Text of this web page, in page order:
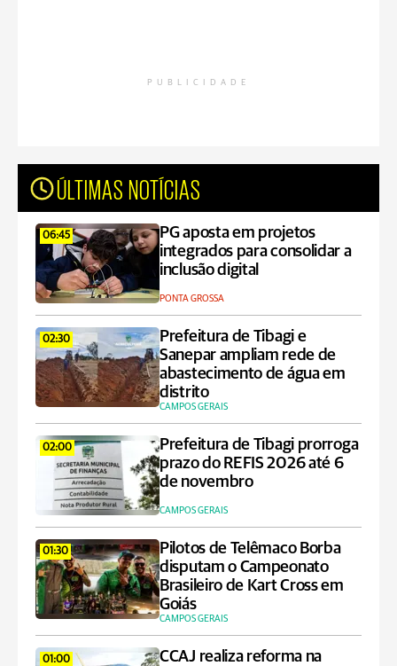
PUBLICIDADE
ÚLTIMAS NOTÍCIAS
06:45
PG aposta em projetos
integrados para consolidar a
inclusão digital
PONTA GROSSA
02:30
Prefeitura de Tibagi e
Sanepar ampliam rede de
abastecimento de água em
distrito
CAMPOS GERAIS
02:00
Prefeitura de Tibagi prorroga
prazo do REFIS 2026 até 6
de novembro
CAMPOS GERAIS
01:30
Pilotos de Telêmaco Borba
disputam o Campeonato
Brasileiro de Kart Cross em
Goiás
CAMPOS GERAIS
01:00
CCAJ realiza reforma na